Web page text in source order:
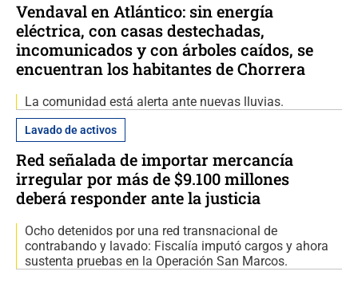
Vendaval en Atlántico: sin energía
eléctrica, con casas destechadas,
incomunicados y con árboles caídos, se
encuentran los habitantes de Chorrera
La comunidad está alerta ante nuevas lluvias.
Lavado de activos
Red señalada de importar mercancía
irregular por más de $9.100 millones
deberá responder ante la justicia
Ocho detenidos por una red transnacional de
contrabando y lavado: Fiscalía imputó cargos y ahora
sustenta pruebas en la Operación San Marcos.